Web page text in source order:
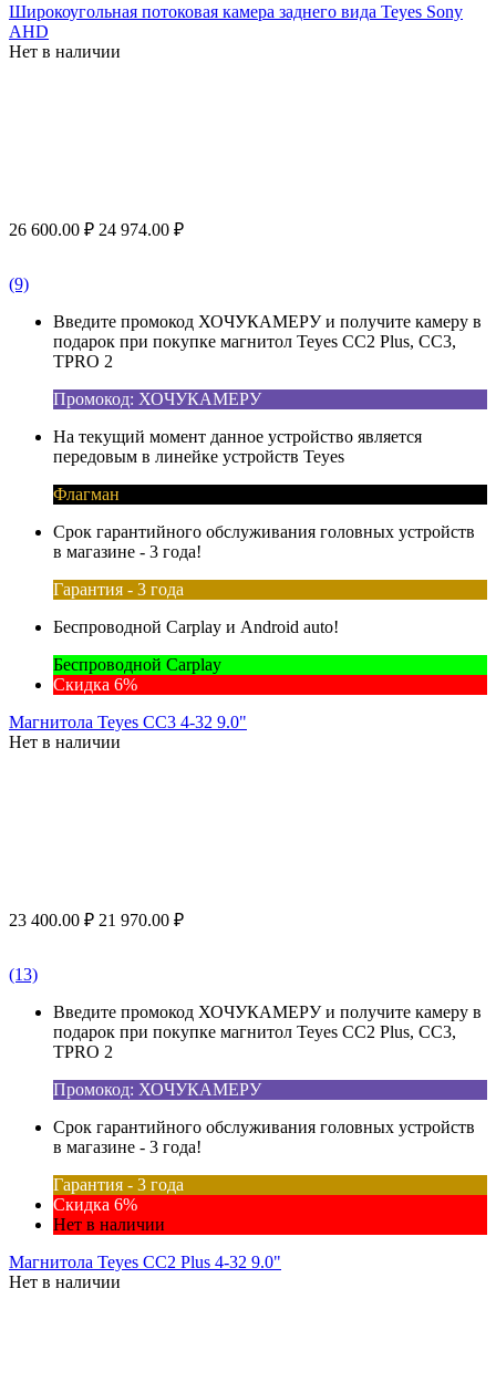
Широкоугольная потоковая камера заднего вида Teyes Sony
AHD
Нет в наличии
26 600.00 ₽ 24 974.00 ₽
(9)
Введите промокод ХОЧУКАМЕРУ и получите камеру в
подарок при покупке магнитол Teyes CC2 Plus, CC3,
TPRO 2
Промокод: ХОЧУКАМЕРУ
На текущий момент данное устройство является
передовым в линейке устройств Teyes
Флагман
Срок гарантийного обслуживания головных устройств
в магазине - 3 года!
Гарантия - 3 года
Беспроводной Carplay и Android auto!
Беспроводной Carplay
Скидка 6%
Магнитола Teyes CC3 4-32 9.0"
Нет в наличии
23 400.00 ₽ 21 970.00 ₽
(13)
Введите промокод ХОЧУКАМЕРУ и получите камеру в
подарок при покупке магнитол Teyes CC2 Plus, CC3,
TPRO 2
Промокод: ХОЧУКАМЕРУ
Срок гарантийного обслуживания головных устройств
в магазине - 3 года!
Гарантия - 3 года
Скидка 6%
Нет в наличии
Магнитола Teyes CC2 Plus 4-32 9.0"
Нет в наличии